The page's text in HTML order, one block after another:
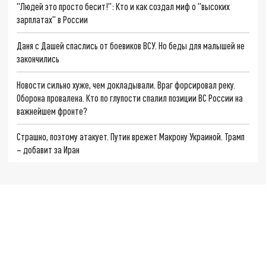
"Людей это просто бесит!": Кто и как создал миф о "высоких
зарплатах" в России
Даня с Дашей спаслись от боевиков ВСУ. Но беды для малышей не
закончились
Новости сильно хуже, чем докладывали. Враг форсировал реку.
Оборона провалена. Кто по глупости спалил позиции ВС России на
важнейшем фронте?
Страшно, поэтому атакует. Путин врежет Макрону Украиной. Трамп
– добавит за Иран